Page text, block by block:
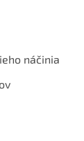
náčinia